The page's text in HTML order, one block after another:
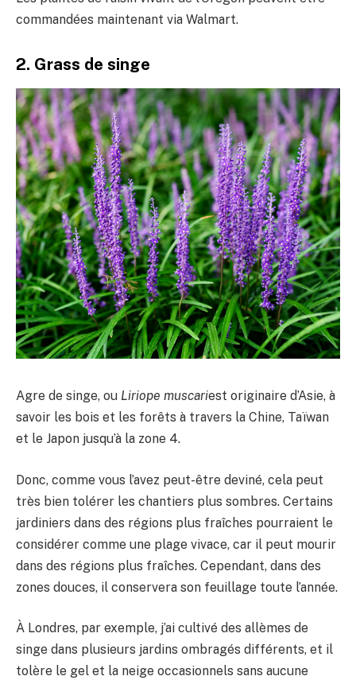
commandées maintenant via Walmart.
2. Grass de singe
Agre de singe, ou Liriope muscariest originaire d’Asie, à
savoir les bois et les forêts à travers la Chine, Taïwan
et le Japon jusqu’à la zone 4.
Donc, comme vous l’avez peut-être deviné, cela peut
très bien tolérer les chantiers plus sombres. Certains
jardiniers dans des régions plus fraîches pourraient le
considérer comme une plage vivace, car il peut mourir
dans des régions plus fraîches. Cependant, dans des
zones douces, il conservera son feuillage toute l’année.
À Londres, par exemple, j’ai cultivé des allèmes de
singe dans plusieurs jardins ombragés différents, et il
tolère le gel et la neige occasionnels sans aucune